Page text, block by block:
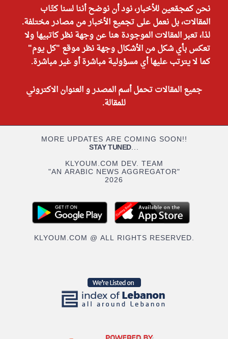
نحن كمجمّعين للأخبار، نود أن نوضح أننا لسنا كتّاب
المقالات، بل نعمل على تجميع الأخبار من مصادر مختلفة.
لذا، تعبر المقالات الموجودة هنا عن وجهة نظر كاتبيها ولا
تعكس بأي شكل من الأشكال وجهة نظر موقع "كل يوم"
كما لا يترتب عليها أي مسؤولية مباشرة أو غير مباشرة.
جميع المقالات تحمل أسم المصدر و العنوان الاكتروني
للمقالة.
MORE UPDATES ARE COMING SOON!!
STAY TUNED...
KLYOUM.COM DEV. TEAM
"AN ARABIC NEWS AGGREGATOR"
2026
KLYOUM.COM @ ALL RIGHTS RESERVED.